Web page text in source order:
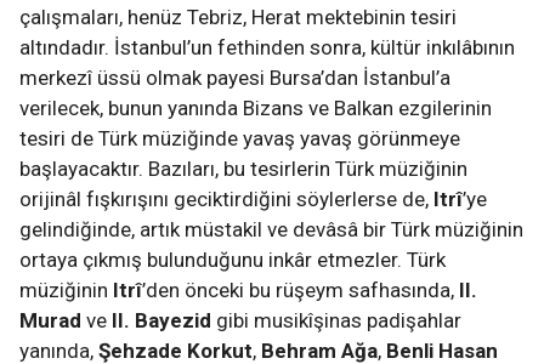
çalışmaları, henüz Tebriz, Herat mektebinin tesiri
altındadır. İstanbul’un fethinden sonra, kültür inkılâbının
merkezî üssü olmak payesi Bursa’dan İstanbul’a
verilecek, bunun yanında Bizans ve Balkan ezgilerinin
tesiri de Türk müziğinde yavaş yavaş görünmeye
başlayacaktır. Bazıları, bu tesirlerin Türk müziğinin
orijinâl fışkırışını geciktirdiğini söylerlerse de, Itrî’ye
gelindiğinde, artık müstakil ve devâsâ bir Türk müziğinin
ortaya çıkmış bulunduğunu inkâr etmezler. Türk
müziğinin Itrî’den önceki bu rüşeym safhasında, II.
Murad ve II. Bayezid gibi musikîşinas padişahlar
yanında, Şehzade Korkut, Behram Ağa, Benli Hasan